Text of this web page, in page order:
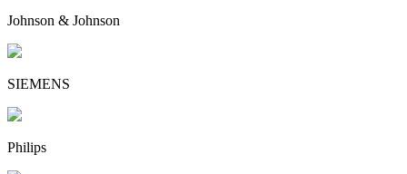
Johnson & Johnson
SIEMENS
Philips